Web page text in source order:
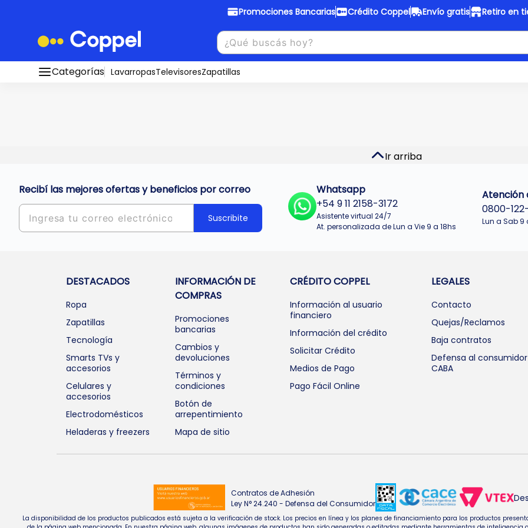
Promociones Bancarias Crédito Coppel Envío gratis Retiro en
Promociones Bancarias
Conocé todos nuestros medios de pago
Crédito Coppel
Hasta
Envío gratis
Categorías LavarropasTelevisoresZapatillas
Ir arriba
Recibí las mejores ofertas y beneficios por correo
Suscribite
Whatsapp
+54 9 11 2158-3172
Asistente virtual 24/7
At. personalizada de Lun a Vie 9 a 18hs
Atención
0800-
Lun a Sab 9
DESTACADOS
Ropa
Zapatillas
Tecnología
Smarts TVs y
accesorios
Celulares y
accesorios
Electrodomésticos
Heladeras y freezers
INFORMACIÓN DE
COMPRAS
Promociones
bancarias
Cambios y
devoluciones
Términos y
condiciones
Botón de
arrepentimiento
Mapa de sitio
CRÉDITO COPPEL
Información al usuario
financiero
Información del crédito
Solicitar Crédito
Medios de Pago
Pago Fácil Online
LEGALES
Contacto
Quejas/Reclamos
Baja contratos
Defensa al consumidor
CABA
Contratos de Adhesión
Ley N° 24.240 - Defensa del Consumidor
La disponibilidad de los productos publicados está sujeta a la verificación de stock. Los precios en línea y los planes de financiamiento para los productos